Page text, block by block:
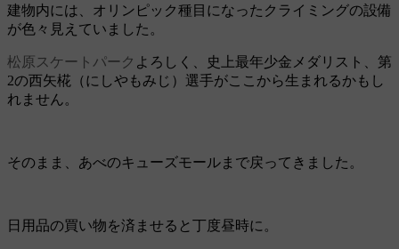
建物内には、オリンピック種目になったクライミングの設備
が色々見えていました。
松原スケートパーク よろしく、史上最年少金メダリスト、第
2の西矢椛（にしやもみじ）選手がここから生まれるかもし
れません。
そのまま、あべのキューズモールまで戻ってきました。
日用品の買い物を済ませると丁度昼時に。